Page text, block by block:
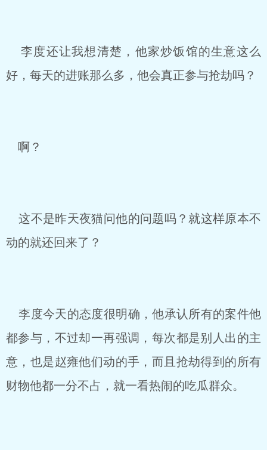
李度还让我想清楚，他家炒饭馆的生意这么
好，每天的进账那么多，他会真正参与抢劫吗？
啊？
这不是昨天夜猫问他的问题吗？就这样原本不
动的就还回来了？
李度今天的态度很明确，他承认所有的案件他
都参与，不过却一再强调，每次都是别人出的主
意，也是赵雍他们动的手，而且抢劫得到的所有
财物他都一分不占，就一看热闹的吃瓜群众。